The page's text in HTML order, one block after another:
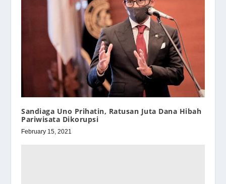
Sandiaga Uno Prihatin, Ratusan Juta Dana Hibah
Pariwisata Dikorupsi
February 15, 2021